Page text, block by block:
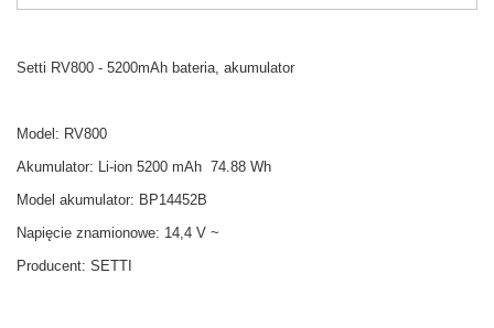
Setti RV800 - 5200mAh bateria, akumulator
Model: RV800
Akumulator: Li-ion 5200 mAh 74.88 Wh
Model akumulator: BP14452B
Napięcie znamionowe: 14,4 V ~
Producent: SETTI